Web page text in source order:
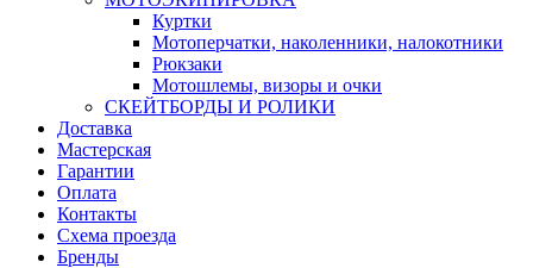
Куртки
Мотоперчатки, наколенники, налокотники
Рюкзаки
Мотошлемы, визоры и очки
СКЕЙТБОРДЫ И РОЛИКИ
Доставка
Мастерская
Гарантии
Оплата
Контакты
Схема проезда
Бренды